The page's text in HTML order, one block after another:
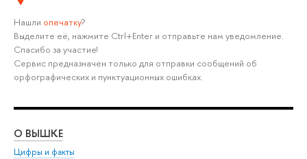
Нашли опечатку?
Выделите её, нажмите Ctrl+Enter и отправьте нам уведомление.
Спасибо за участие!
Сервис предназначен только для отправки сообщений об
орфографических и пунктуационных ошибках.
О ВЫШКЕ
Цифры и факты